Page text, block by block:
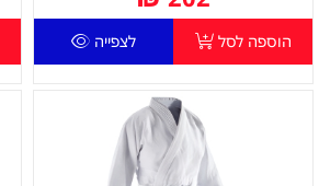
הוספה לסל לצפייה